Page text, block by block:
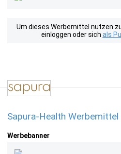
Um dieses Werbemittel nutzen
einloggen oder sich als
Sapura-Health
Werbebanner